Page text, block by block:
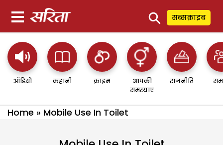
⚲ सब्सक्राइब
ऑडियो कहानी क्राइम
आपकी
समस्याएं
राजनीति
Home » Mobile Use In Toilet